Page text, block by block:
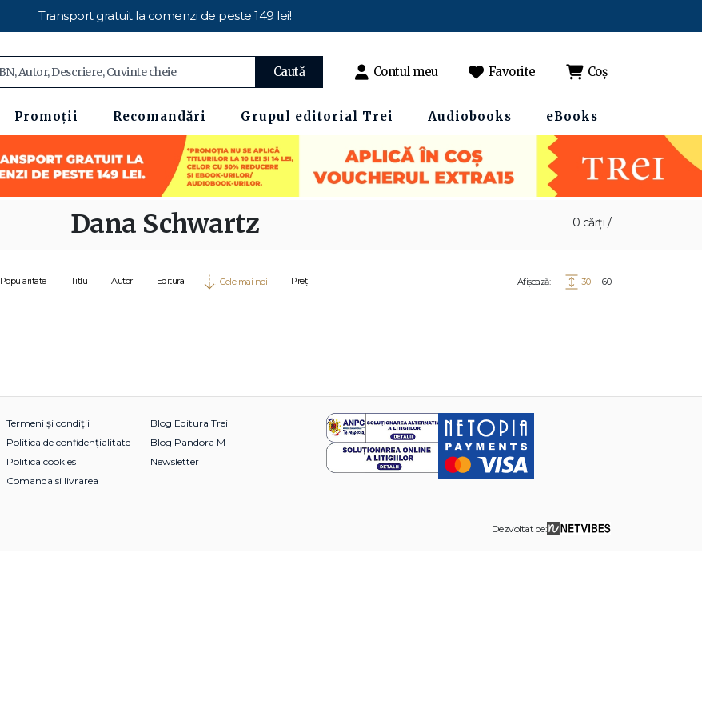
Transport gratuit la comenzi de peste 149 lei!
Caută Contul meu Favorite Coș
Promoții Recomandări Grupul editorial Trei Audiobooks eBooks
0 cărți /
Dana Schwartz
Popularitate Titlu Autor Editura Cele mai noi Preț Afișează: 30 60
Termeni și condiții
Politica de confidențialitate
Politica cookies
Comanda si livrarea
Blog Editura Trei
Blog Pandora M
Newsletter
Dezvoltat de: